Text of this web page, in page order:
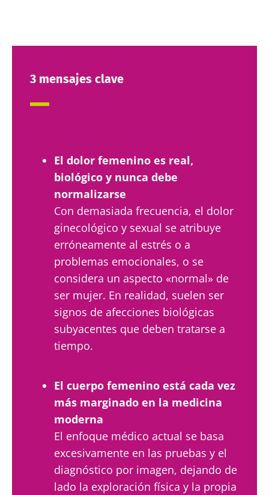
3 mensajes clave
El dolor femenino es real,
biológico y nunca debe
normalizarse
Con demasiada frecuencia, el dolor
ginecológico y sexual se atribuye
erróneamente al estrés o a
problemas emocionales, o se
considera un aspecto «normal» de
ser mujer. En realidad, suelen ser
signos de afecciones biológicas
subyacentes que deben tratarse a
tiempo.
El cuerpo femenino está cada vez
más marginado en la medicina
moderna
El enfoque médico actual se basa
excesivamente en las pruebas y el
diagnóstico por imagen, dejando de
lado la exploración física y la propia